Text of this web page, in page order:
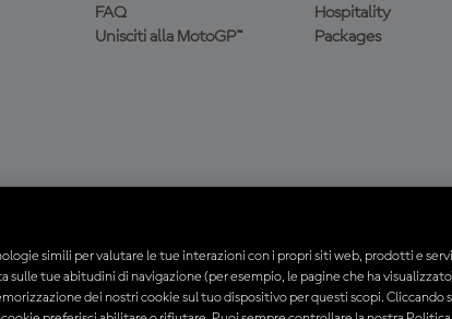
FAQ
Unisciti alla MotoGP™
Hospitality
Packages
Tutti i diritti riservati. Tutti i marchi sono di proprietà dei
simili per valutare le tue interazioni con i propri siti web, prodotti e
sulle tue abitudini di navigazione (per esempio, le pagine che ha
dei nostri cookie sul tuo dispositivo per questi scopi. Cliccando